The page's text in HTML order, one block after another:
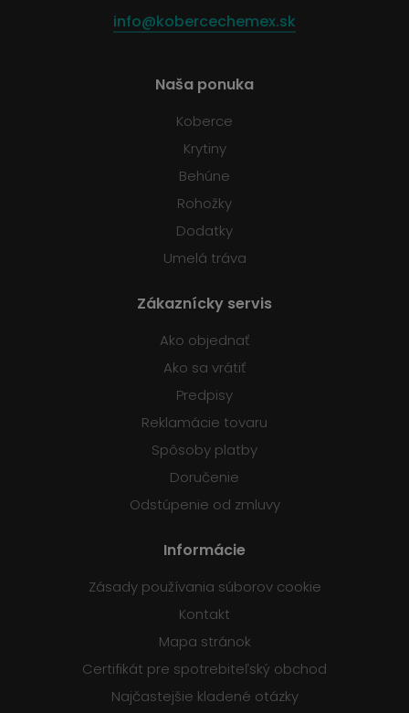
info@kobercechemex.sk
Naša ponuka
Koberce
Krytiny
Behúne
Rohožky
Dodatky
Umelá tráva
Zákaznícky servis
Ako objednať
Ako sa vrátiť
Predpisy
Reklamácie tovaru
Spôsoby platby
Doručenie
Odstúpenie od zmluvy
Informácie
Zásady používania súborov cookie
Kontakt
Mapa stránok
Certifikát pre spotrebiteľský obchod
Najčastejšie kladené otázky